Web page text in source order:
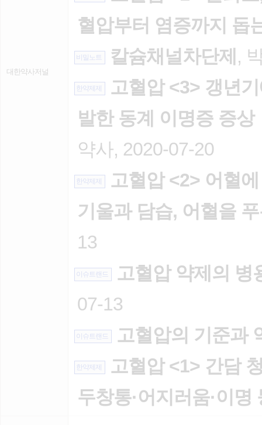
대한약사저널
혈압부터 염증까지 돕
비밀노트 칼슘채널차단제 ,
한약제제
고혈압 <3> 갱년
발한 동계 이명증 증
약사, 2020-07-20
한약제제
고혈압 <2> 어혈
기울과 담습, 어혈을
13
이슈트랜드
고혈압 약제의 병
07-13
이슈트랜드 고혈압의 기준과
한약제제
고혈압 <1> 간담
두창통·어지러움·이명